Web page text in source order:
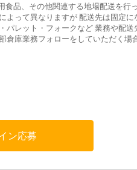
食品、その他関連する地場配送を行
よって異なりますが 配送先は固定に
パレット・フォークなど 業務や配送
倉庫業務フォローをしていただく場
積込 ↓ 7:00 出発 ↓ 午前分配送 ↓
ン応募